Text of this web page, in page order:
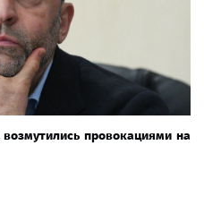
провокациями на